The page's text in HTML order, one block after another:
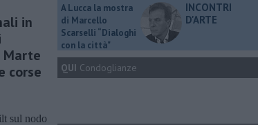
in
Marte
corse
sul nodo
A Lucca la mostra
di Marcello
Scarselli “Dialoghi
con la città"
INCONTRI
D'ARTE
QUI Condoglianze